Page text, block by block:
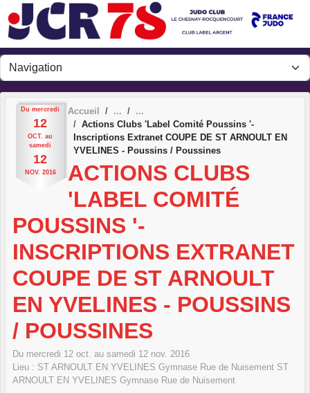
Du mercredi
12
OCT. au
samedi
12
NOV. 2016
Accueil
Actions Clubs 'Label Comité Poussins '-
Inscriptions Extranet COUPE DE ST ARNOULT EN
YVELINES - Poussins / Poussines
ACTIONS CLUBS
'LABEL COMITÉ
POUSSINS '-
INSCRIPTIONS EXTRANET
COUPE DE ST ARNOULT
EN YVELINES - POUSSINS
/ POUSSINES
Du mercredi 12 oct. au samedi 12 nov. 2016
Lieu : ST ARNOULT EN YVELINES Gymnase Rue de Nuisement ST
ARNOULT EN YVELINES Gymnase Rue de Nuisement
Panneau de gestion des cookies